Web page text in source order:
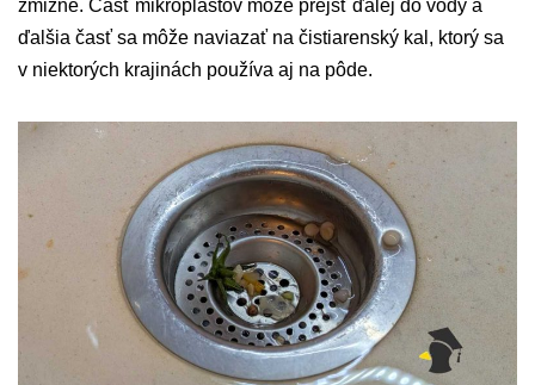
zmizne. Časť mikroplastov môže prejsť ďalej do vody a
ďalšia časť sa môže naviazať na čistiarenský kal, ktorý sa
v niektorých krajinách používa aj na pôde.